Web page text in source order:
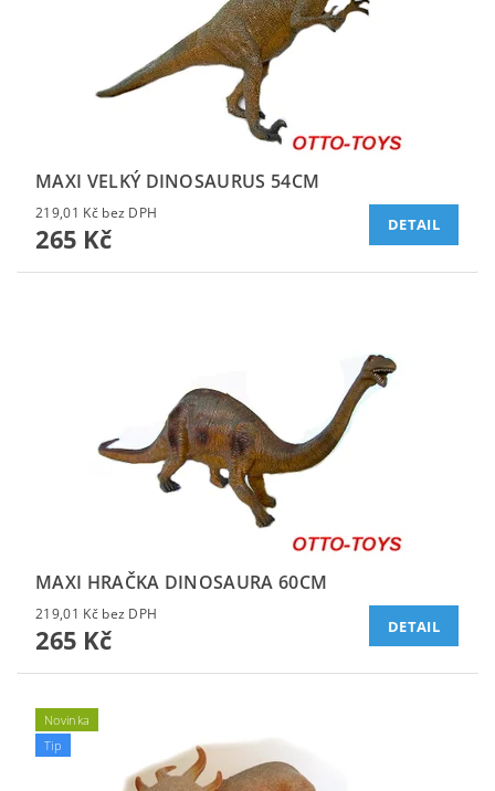
MAXI VELKÝ DINOSAURUS 54CM
219,01 Kč bez DPH
265 Kč DETAIL
MAXI HRAČKA DINOSAURA 60CM
219,01 Kč bez DPH
265 Kč DETAIL
Novinka
Tip